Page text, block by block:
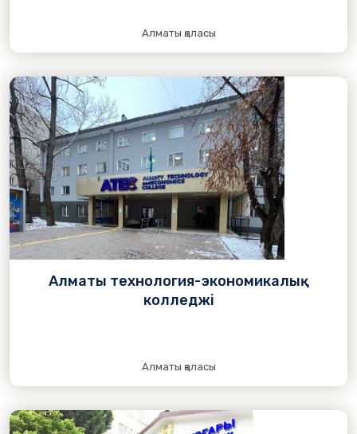
Алматы қаласы
Алматы технология-экономикалық
колледжі
Алматы қаласы